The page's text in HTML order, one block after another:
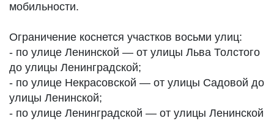
мобильности.
Ограничение коснется участков восьми улиц:
- по улице Ленинской — от улицы Льва Толстого
до улицы Ленинградской;
- по улице Некрасовской — от улицы Садовой до
улицы Ленинской;
- по улице Ленинградской — от улицы Ленинской